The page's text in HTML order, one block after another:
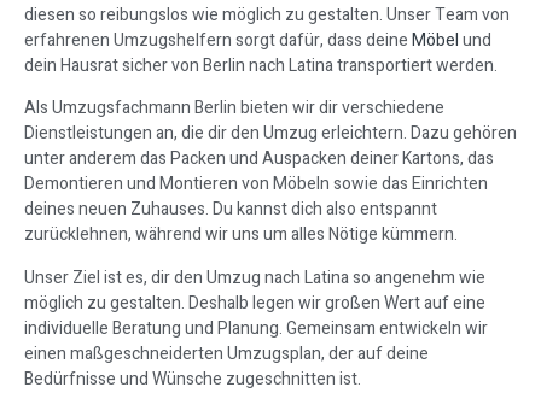
diesen so reibungslos wie möglich zu gestalten. Unser Team von
erfahrenen Umzugshelfern sorgt dafür, dass deineMöbelund
dein Hausrat sicher von Berlin nach Latina transportiert werden.
Als Umzugsfachmann Berlin bieten wir dir verschiedene
Dienstleistungen an, die dir den Umzug erleichtern. Dazu gehören
unter anderem das Packen und Auspacken deiner Kartons, das
Demontieren und Montieren von Möbeln sowie das Einrichten
deines neuen Zuhauses. Du kannst dich also entspannt
zurücklehnen, während wir uns um alles Nötige kümmern.
Unser Ziel ist es, dir den Umzug nach Latina so angenehm wie
möglich zu gestalten. Deshalb legen wir großen Wert auf eine
individuelle Beratung und Planung. Gemeinsam entwickeln wir
einen maßgeschneiderten Umzugsplan, der auf deine
Bedürfnisse und Wünsche zugeschnitten ist.